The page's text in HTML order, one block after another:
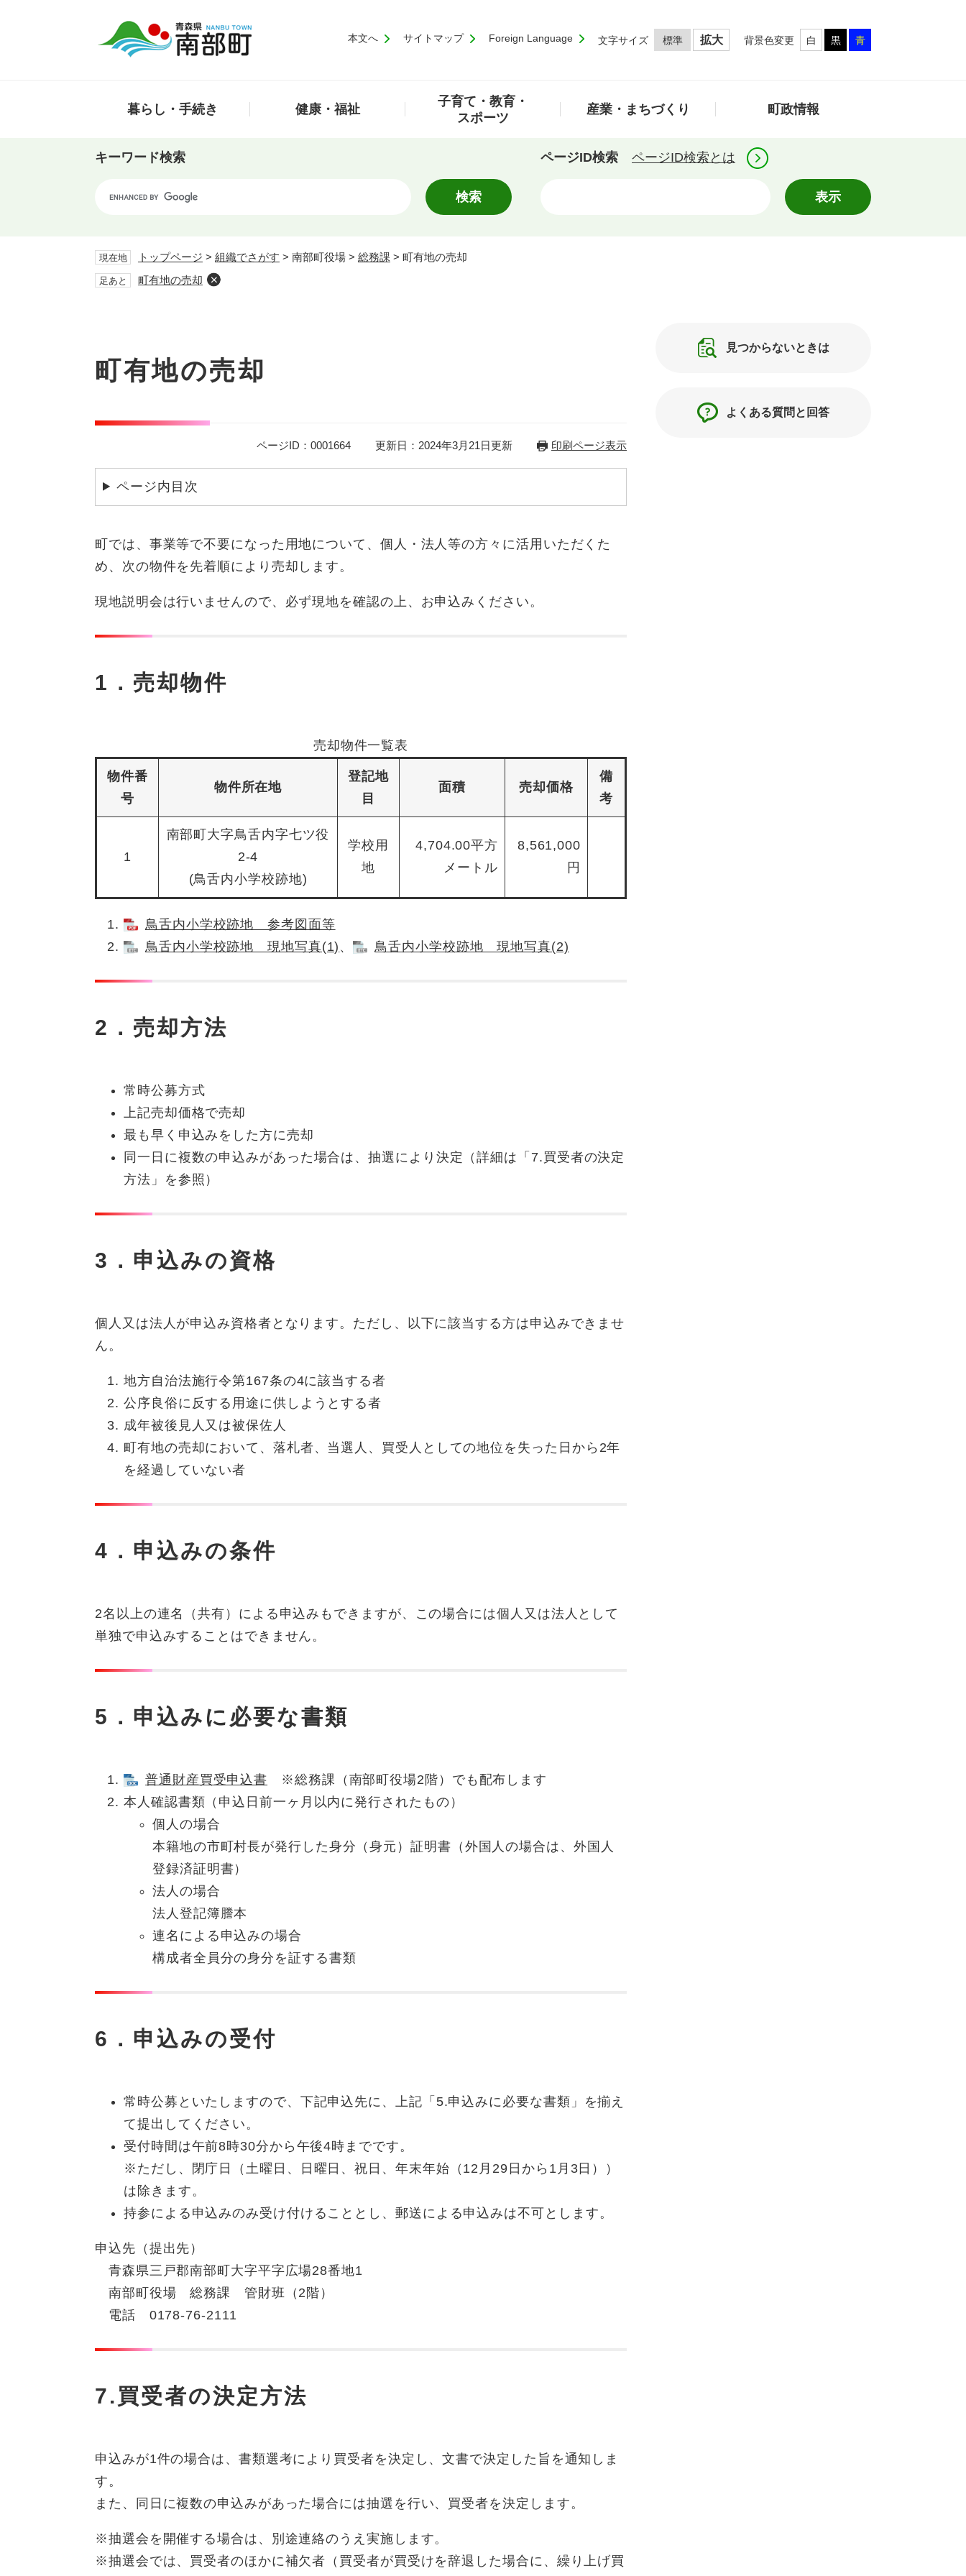
本文へ サイトマップ Foreign Language 文字サイズ 標準 拡大 背景色変更 白 黒 青
暮らし・手続き 健康・福祉
子育て・教育・
スポーツ
産業・まちづくり 町政情報
キーワード検索
ム
検
索
ページID検索 ページID検索とは
現在地 トップページ > 組織でさがす > 南部町役場 > 総務課 > 町有地の売却
足あと 町有地の売却
町有地の売却
ページID：0001664 更新日：2024年3月21日更新 印刷ページ表示
ページ内目次
町では、事業等で不要になった用地について、個人・法人等の方々に活用いただくた
め、次の物件を先着順により売却します。
現地説明会は行いませんので、必ず現地を確認の上、お申込みください。
1．売却物件
売却物件一覧表
物件番
号
物件所在地
登記地
目
面積 売却価格
備
考
1
南部町大字鳥舌内字七ツ役
2-4
(鳥舌内小学校跡地)
学校用
地
4,704.00平方
メートル
8,561,000
円
鳥舌内小学校跡地 参考図面等
鳥舌内小学校跡地 現地写真(1) 、 鳥舌内小学校跡地 現地写真(2)
2．売却方法
常時公募方式
上記売却価格で売却
最も早く申込みをした方に売却
同一日に複数の申込みがあった場合は、抽選により決定（詳細は「7.買受者の決定
方法」を参照）
3．申込みの資格
個人又は法人が申込み資格者となります。ただし、以下に該当する方は申込みできませ
ん。
地方自治法施行令第167条の4に該当する者
公序良俗に反する用途に供しようとする者
成年被後見人又は被保佐人
町有地の売却において、落札者、当選人、買受人としての地位を失った日から2年
を経過していない者
4．申込みの条件
2名以上の連名（共有）による申込みもできますが、この場合には個人又は法人として
単独で申込みすることはできません。
5．申込みに必要な書類
普通財産買受申込書 ※総務課（南部町役場2階）でも配布します
本人確認書類（申込日前一ヶ月以内に発行されたもの）
個人の場合
本籍地の市町村長が発行した身分（身元）証明書（外国人の場合は、外国人
登録済証明書）
法人の場合
法人登記簿謄本
連名による申込みの場合
構成者全員分の身分を証する書類
6．申込みの受付
常時公募といたしますので、下記申込先に、上記「5.申込みに必要な書類」を揃え
て提出してください。
受付時間は午前8時30分から午後4時までです。
※ただし、閉庁日（土曜日、日曜日、祝日、年末年始（12月29日から1月3日））
は除きます。
持参による申込みのみ受け付けることとし、郵送による申込みは不可とします。
申込先（提出先）
青森県三戸郡南部町大字平字広場28番地1
南部町役場 総務課 管財班（2階）
電話 0178-76-2111
7.買受者の決定方法
申込みが1件の場合は、書類選考により買受者を決定し、文書で決定した旨を通知しま
す。
また、同日に複数の申込みがあった場合には抽選を行い、買受者を決定します。
※抽選会を開催する場合は、別途連絡のうえ実施します。
※抽選会では、買受者のほかに補欠者（買受者が買受けを辞退した場合に、繰り上げ買
見つからないときは
よくある質問と回答